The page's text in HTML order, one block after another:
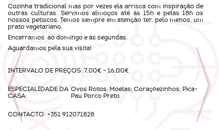
Cozinha tradicional mas por vezes ela arrisca com inspiração de
outras culturas. Servimos almoços até às 15h e pelas 18h os
nossos petiscos. Temos sempre em atenção ter, pelo menos, um
prato vegetariano.
Encerramos ao domingo e às segundas.
Aguardamos pela sua visita!
INTERVALO DE PREÇOS: 7,00€ - 16,00€
ESPECIALIDADE DA
CASA:
Ovos Rotos; Moelas; Coraçõezinhos; Pica-
Pau Porco Preto
CONTACTO: +351 912071828